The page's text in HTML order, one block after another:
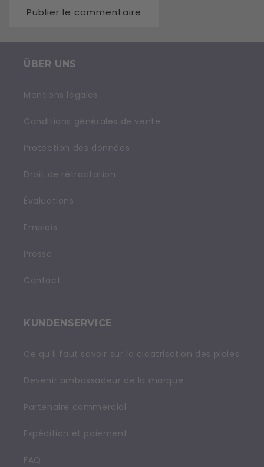
ÜBER UNS
Mentions légales
Conditions générales de vente
Protection des données
Droit de rétractation
Évaluations
Emplois
Presse
Contact
KUNDENSERVICE
Ce qu'il faut savoir sur la cicatrisation des plaies
Devenir ambassadeur de la marque
Partenaire commercial
Expédition et paiement
FAQ